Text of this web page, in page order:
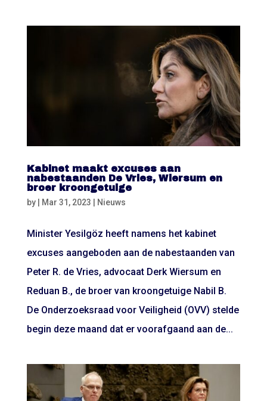
Kabinet maakt excuses aan
nabestaanden De Vries, Wiersum en
broer kroongetuige
by | Mar 31, 2023 | Nieuws
Minister Yesilgöz heeft namens het kabinet
excuses aangeboden aan de nabestaanden van
Peter R. de Vries, advocaat Derk Wiersum en
Reduan B., de broer van kroongetuige Nabil B.
De Onderzoeksraad voor Veiligheid (OVV) stelde
begin deze maand dat er voorafgaand aan de...